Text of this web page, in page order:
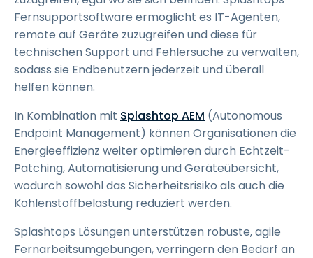
Fernsupportsoftware ermöglicht es IT-Agenten,
remote auf Geräte zuzugreifen und diese für
technischen Support und Fehlersuche zu verwalten,
sodass sie Endbenutzern jederzeit und überall
helfen können.
In Kombination mit Splashtop AEM (Autonomous
Endpoint Management) können Organisationen die
Energieeffizienz weiter optimieren durch Echtzeit-
Patching, Automatisierung und Geräteübersicht,
wodurch sowohl das Sicherheitsrisiko als auch die
Kohlenstoffbelastung reduziert werden.
Splashtops Lösungen unterstützen robuste, agile
Fernarbeitsumgebungen, verringern den Bedarf an